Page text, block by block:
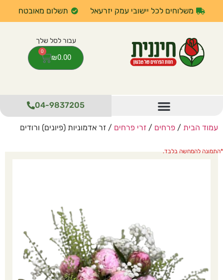
משלוחים לכל יישובי עמק יזרעאל תשלום מאובטח
₪0.00
0
04-9837205
עמוד הבית/ פרחים / זרי פרחים / זר אדמוניות (פיונים) ורודים
*התמונה להמחשה בלבד.